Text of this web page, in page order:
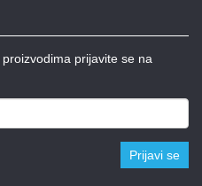
prijavite se na
Prijavi se